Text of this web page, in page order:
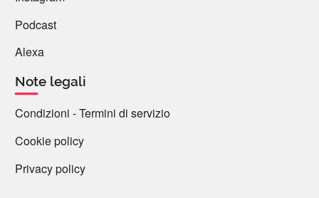
A proposito di altre parole tecnico-scientifiche
collegate a ‘æquator’:
«æquator monetæ», addetto all'esame e controllo
dell'uguaglianza del peso durante la coniatura delle
Podcast
Alexa
Note legali
Condizioni - Termini di servizio
Cookie policy
Privacy policy